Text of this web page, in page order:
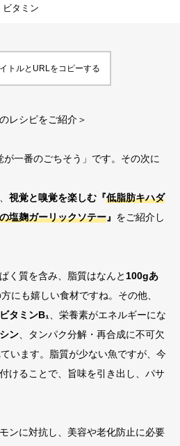
ビタミン
トルとURLをコピーする
レシピをご紹介＞
一番のごちそう」です。その次に
視覚と嗅覚を楽しむ『低脂肪キハダ
塩麹ガーリックソテー』 をご紹介し
く質を含み、脂質はなんと 100gあ
にも嬉しい食材ですね。その他、
ビタミンB₁
、栄養素がエネルギーにな
ン 、タンパク分解・再合成に不可欠
います。脂質が少ない魚ですが、今
けることで、旨味を引き出し、パサ
ンに対抗し、美容や老化防止に必要